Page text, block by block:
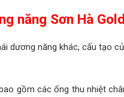
năng Sơn Hà Gold
dương năng khác, cấu tạo
gồm các ống thu nhiệt